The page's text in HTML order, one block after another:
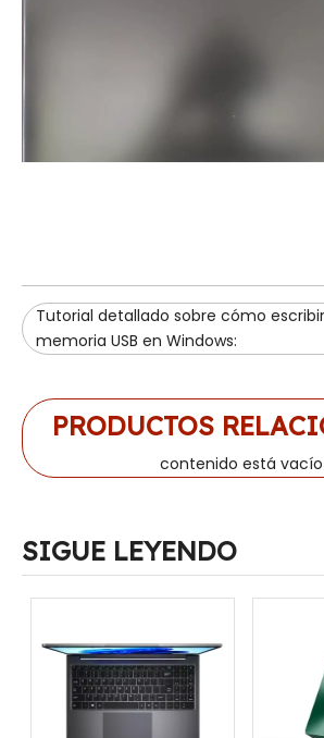
Tutorial detallado sobre cómo
memoria USB en Windows:
PRODUCTOS
contenido está
SIGUE LEYENDO